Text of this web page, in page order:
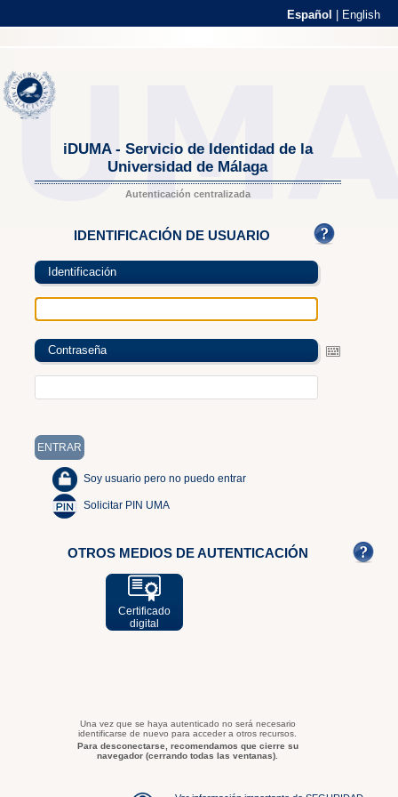
Español English
iDUMA - Servicio de Identidad de la
Universidad de Málaga
Autenticación centralizada
IDENTIFICACIÓN DE USUARIO
Identificación
Contraseña
Soy usuario pero no puedo entrar
Solicitar PIN UMA
OTROS MEDIOS DE AUTENTICACIÓN
Certificado
digital
Una vez que se haya autenticado no será necesario
identificarse de nuevo para acceder a otros recursos.
Para desconectarse, recomendamos que cierre su
navegador (cerrando todas las ventanas).